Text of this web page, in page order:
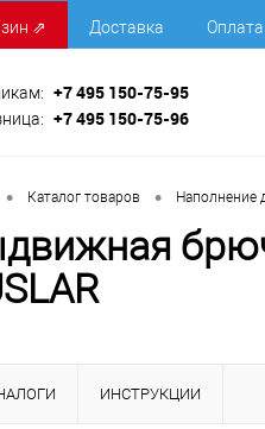
⇗ Доставка Оплата
+7 495 150-75-95
+7 495 150-75-96
• Каталог товаров • Наполнение
ИНСТРУКЦИИ